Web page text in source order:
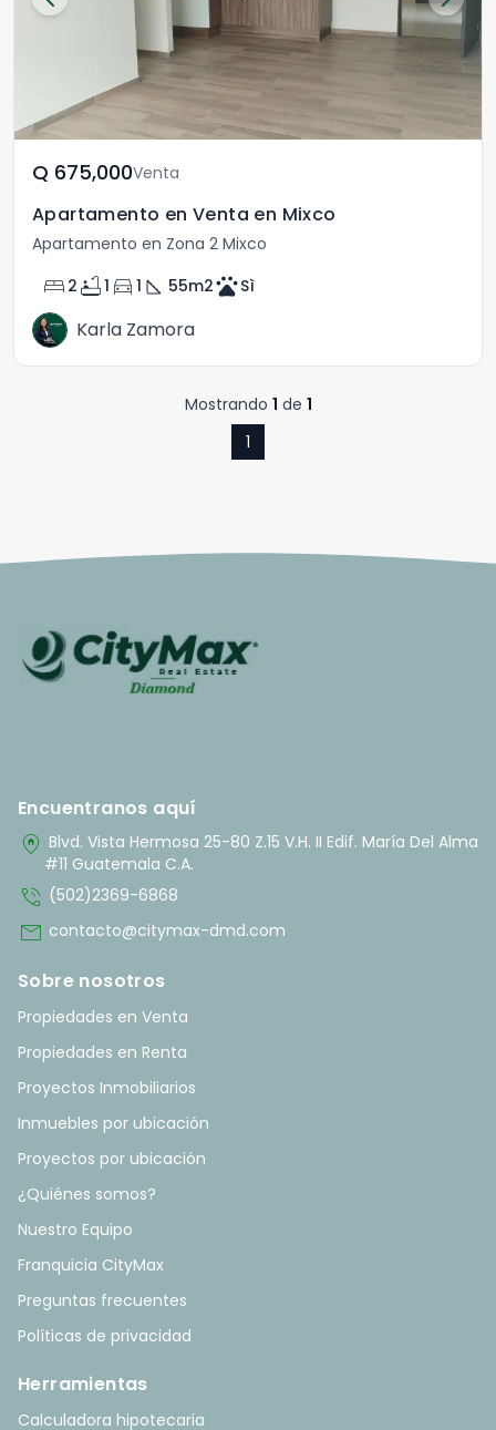
Q	675,000Venta
Apartamento en Venta en Mixco
Apartamento en Zona 2 Mixco
bed 2 bathtub1 directions_car 1 square_foot 55m2petsSì
Karla Zamora
Mostrando 1 de 1
1
Encuentranos aquí
home_pin Blvd. Vista Hermosa 25-80 Z.15 V.H. II Edif. María Del Alma
#11 Guatemala C.A.
phone_in_talk (502)2369-6868
mail contacto@citymax-dmd.com
Sobre nosotros
Propiedades en Venta
Propiedades en Renta
Proyectos Inmobiliarios
Inmuebles por ubicación
Proyectos por ubicación
¿Quiénes somos?
Nuestro Equipo
Franquicia CityMax
Preguntas frecuentes
Políticas de privacidad
Herramientas
Calculadora hipotecaria